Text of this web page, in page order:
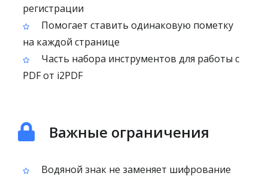
регистрации
Помогает ставить одинаковую пометку
на каждой странице
Часть набора инструментов для работы с
PDF от i2PDF
Важные ограничения
Водяной знак не заменяет шифрование